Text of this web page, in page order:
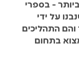
- בספרי
על ידי
והם התהליכים
בתחום